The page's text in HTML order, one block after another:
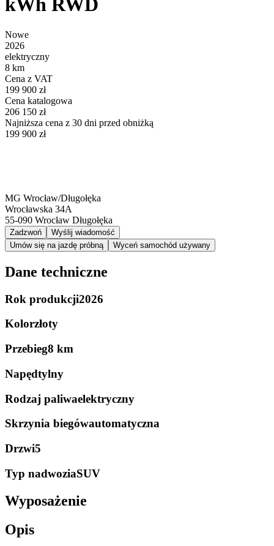
kWh RWD
Nowe
2026
elektryczny
8 km
Cena z VAT
199 900 zł
Cena katalogowa
206 150 zł
Najniższa cena z 30 dni przed obniżką
199 900 zł
MG Wrocław/Długołęka
Wrocławska 34A
55-090 Wrocław Długołęka
Zadzwoń
Wyślij wiadomość
Umów się na jazdę próbną
Wyceń samochód używany
Dane techniczne
Rok produkcji2026
Kolorzłoty
Przebieg8 km
Napędtylny
Rodzaj paliwaelektryczny
Skrzynia biegówautomatyczna
Drzwi5
Typ nadwoziaSUV
Wyposażenie
Opis